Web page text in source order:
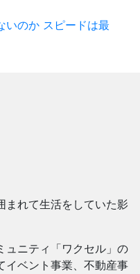
いのか スピードは最
まれて生活をしていた影
ュニティ「ワクセル」の
イベント事業、不動産事